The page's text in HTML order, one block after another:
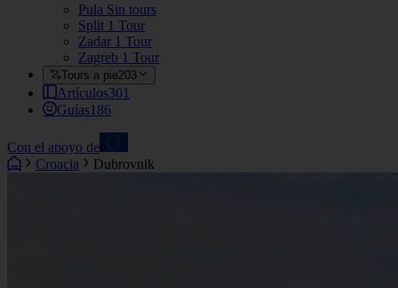
Pula Sin tours
Split 1 Tour
Zadar 1 Tour
Zagreb 1 Tour
Tours a pie203
Artículos301
Guías186
Con el apoyo de
Croacia
Dubrovnik